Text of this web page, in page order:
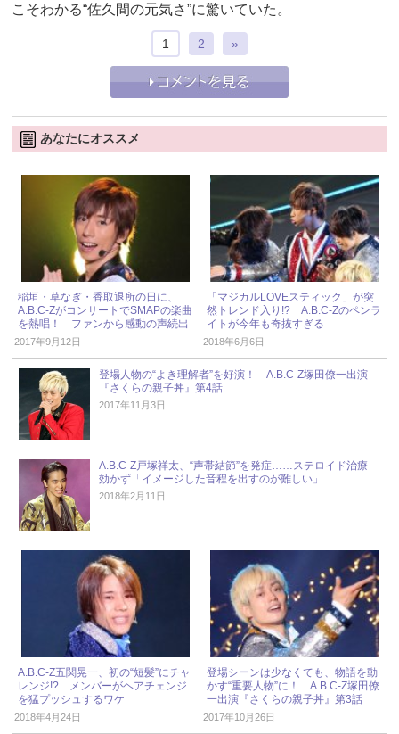
こそわかる“佐久間の元気さ”に驚いていた。
1 2 »
あなたにオススメ
稲垣・草なぎ・香取退所の日に、
A.B.C-ZがコンサートでSMAPの楽曲
を熱唱！ ファンから感動の声続出
2017年9月12日
「マジカルLOVEスティック」が突
然トレンド入り!? A.B.C-Zのペンラ
イトが今年も奇抜すぎる
2018年6月6日
登場人物の“よき理解者”を好演！ A.B.C-Z塚田僚一出演
『さくらの親子丼』第4話
2017年11月3日
A.B.C-Z戸塚祥太、“声帯結節”を発症……ステロイド治療
効かず「イメージした音程を出すのが難しい」
2018年2月11日
A.B.C-Z五関晃一、初の“短髪”にチャ
レンジ!? メンバーがヘアチェンジ
を猛プッシュするワケ
2018年4月24日
登場シーンは少なくても、物語を動
かす“重要人物”に！ A.B.C-Z塚田僚
一出演『さくらの親子丼』第3話
2017年10月26日